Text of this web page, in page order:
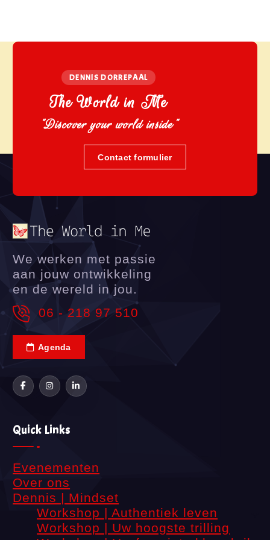
DENNIS DORREPAAL
The World in Me
"Discover your world inside"
Contact formulier
We werken met passie
aan jouw ontwikkeling
en de wereld in jou.
06 - 218 97 510
Agenda
Quick Links
Evenementen
Over ons
Dennis | Mindset
Workshop | Authentiek leven
Workshop | Uw hoogste trilling